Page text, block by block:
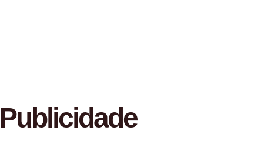
Publicidade